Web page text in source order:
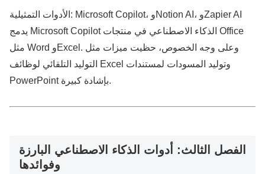
الأدوات التمثيلية: Microsoft Copilot، وNotion AI، وZapier AI
يدمج Microsoft Copilot الذكاء الاصطناعي في منتجات Office
مثل Word وExcel. وعلى وجه الخصوص، حظيت ميزات مثل
التوليد التلقائي لوظائف Excel وتوليد المسودات لمستندات
PowerPoint بإشادة كبيرة.
الفصل الثالث: أدوات الذكاء الاصطناعي البارزة
وفوائدها